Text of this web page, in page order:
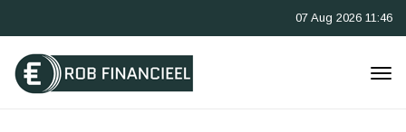
07 Aug 2026 11:46